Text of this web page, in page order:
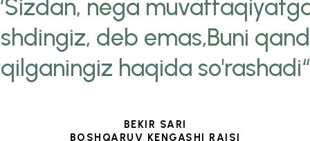
nega
deb emas,Buni
qilganingiz haqida so'rashadi“
BEKIR SARI
BOSHQARUV KENGASHI RAISI